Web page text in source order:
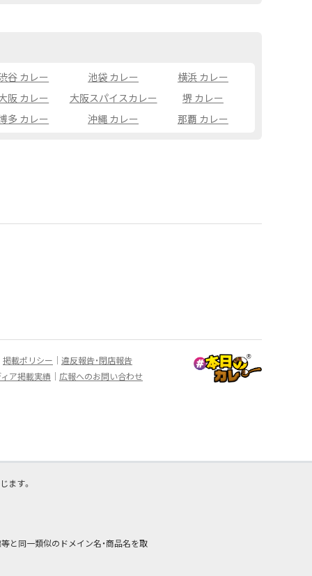
谷 カレー 池袋 カレー
横浜 カレー
阪 カレー 大阪スパイスカレー
堺 カレー
多 カレー 沖縄 カレー 那覇 カレー
掲載ポリシー
違反報告・閉店報告
ア掲載実績 広報へのお問い合わせ
ます。
と同一類似のドメイン名・商品名を取